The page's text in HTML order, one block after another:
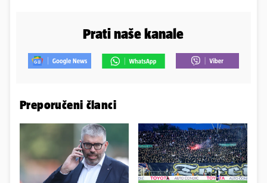
Prati naše kanale
Preporučeni članci